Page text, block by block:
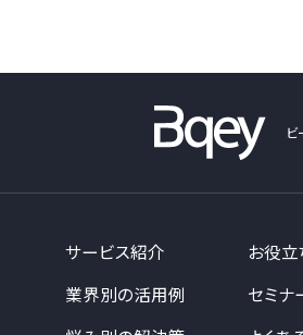
ビ
サービス紹介
お役
業界別の活用例
セミナ